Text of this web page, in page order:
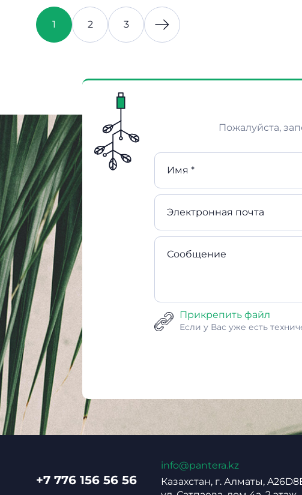
1 2 3
Пожалуйста,
Имя *
Электронная почта
Сообщение
Прикрепить файл
Если у Вас уже есть
+7 776 156 56 56
info@pantera.kz
Казахстан, г. Алматы,